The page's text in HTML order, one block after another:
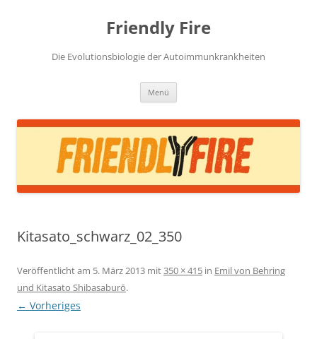
Friendly Fire
Die Evolutionsbiologie der Autoimmunkrankheiten
Menü
Kitasato_schwarz_02_350
Veröffentlicht am 5. März 2013 mit350 × 415 in Emil von Behring
und Kitasato Shibasaburō.
← Vorheriges